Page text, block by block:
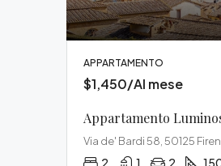
APPARTAMENTO
$1,450/Al mese
Via de' Bardi 58, 50125
2 1 2